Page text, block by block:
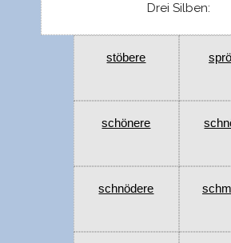
Drei Silben:
stöbere
schönere
schnödere